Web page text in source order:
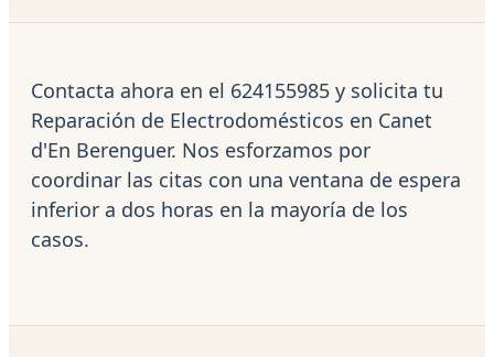
Contacta ahora en el 624155985 y solicita tu
Reparación de Electrodomésticos en Canet
d'En Berenguer. Nos esforzamos por
coordinar las citas con una ventana de espera
inferior a dos horas en la mayoría de los
casos.